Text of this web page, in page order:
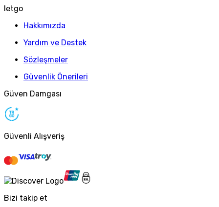
letgo
Hakkımızda
Yardım ve Destek
Sözleşmeler
Güvenlik Önerileri
Güven Damgası
Güvenli Alışveriş
Bizi takip et